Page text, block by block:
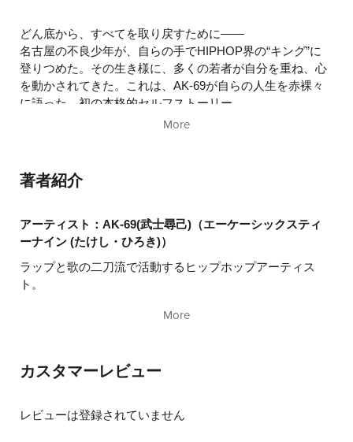
どん底から、すべてを取り戻すために——
名古屋の不良少年が、自らの手でHIPHOP界の“キング”に
登りつめた。その生き様に、多くの若者が自分を重ね、心
を動かされてきた。これは、AK-69が自らの人生を赤裸々
に語った、初の本格的セルフストーリー。
華やかな表舞台の裏にあったのは、失敗と孤独、怒りと焦
り。
た。
迷っている人、折れそうな人、夢を諦めかけている人へ。
「何度でも始めていい」ことを、全身で証明する一冊。
あなたの人生の“エンジン”を再びかける力が、ここにあ
More
著者紹介
アーティスト：AK-69(武士尋己)（エーケーシックスティ
ーナイン (たけし・ひろき)）
ラップと歌の二刀流で活動するヒップホップアーティス
ト。
代に全国のクラブで年間180本のライブをこな
ート1位を獲得。これまでに5度
ンマンライブ「69 -My G’s in YOKOHAMA ARENA」を開
More
カスタマーレビュー
レビューは登録されていません